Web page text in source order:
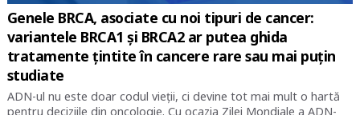
Genele BRCA, asociate cu noi tipuri de cancer:
variantele BRCA1 și BRCA2 ar putea ghida
tratamente țintite în cancere rare sau mai puțin
studiate
ADN-ul nu este doar codul vieții, ci devine tot mai mult o hartă
pentru deciziile din oncologie. Cu ocazia Zilei Mondiale a ADN-